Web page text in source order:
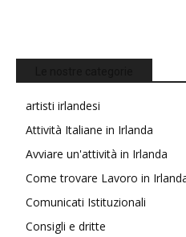
artisti irlandesi
Attività Italiane in Irlanda
Avviare un'attività in Irlanda
Come trovare Lavoro in
Comunicati Istituzionali
Consigli e dritte